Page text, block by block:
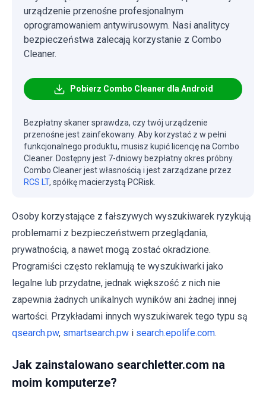
urządzenie przenośne profesjonalnym
oprogramowaniem antywirusowym. Nasi analitycy
bezpieczeństwa zalecają korzystanie z Combo
Cleaner.
Pobierz Combo Cleaner dla Android
Bezpłatny skaner sprawdza, czy twój urządzenie
przenośne jest zainfekowany. Aby korzystać z w pełni
funkcjonalnego produktu, musisz kupić licencję na Combo
Cleaner. Dostępny jest 7-dniowy bezpłatny okres próbny.
Combo Cleaner jest własnością i jest zarządzane przez
RCS LT, spółkę macierzystą PCRisk.
Osoby korzystające z fałszywych wyszukiwarek ryzykują
problemami z bezpieczeństwem przeglądania,
prywatnością, a nawet mogą zostać okradzione.
Programiści często reklamują te wyszukiwarki jako
legalne lub przydatne, jednak większość z nich nie
zapewnia żadnych unikalnych wyników ani żadnej innej
wartości. Przykładami innych wyszukiwarek tego typu są
qsearch.pw, smartsearch.pw i search.epolife.com.
Jak zainstalowano searchletter.com na
moim komputerze?